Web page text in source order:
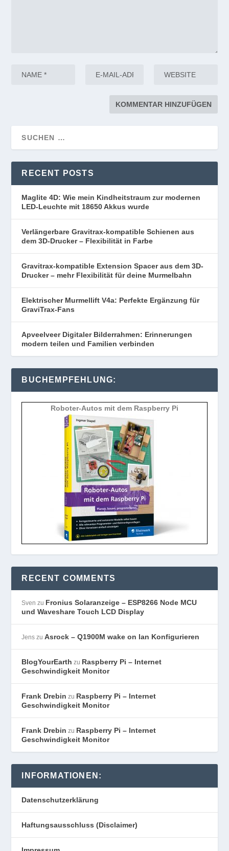
RECENT POSTS
Maglite 4D: Wie mein Kindheitstraum zur modernen
LED-Leuchte mit 18650 Akkus wurde
Verlängerbare Gravitrax-kompatible Schienen aus
dem 3D-Drucker – Flexibilität in Farbe
Gravitrax-kompatible Extension Spacer aus dem 3D-
Drucker – mehr Flexibilität für deine Murmelbahn
Elektrischer Murmellift V4a: Perfekte Ergänzung für
GraviTrax-Fans
Apveelveer Digitaler Bilderrahmen: Erinnerungen
modern teilen und Familien verbinden
BUCHEMPFEHLUNG:
Roboter-Autos mit dem Raspberry Pi
RECENT COMMENTS
Sven zu Fronius Solaranzeige – ESP8266 Node MCU
und Waveshare Touch LCD Display
Jens zuAsrock – Q1900M wake on lan Konfigurieren
BlogYourEarth zu Raspberry Pi – Internet
Geschwindigkeit Monitor
Frank Drebin zu Raspberry Pi – Internet
Geschwindigkeit Monitor
Frank Drebin zu Raspberry Pi – Internet
Geschwindigkeit Monitor
INFORMATIONEN:
Datenschutzerklärung
Haftungsausschluss (Disclaimer)